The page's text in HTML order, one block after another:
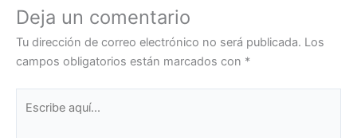
Deja un comentario
Tu dirección de correo electrónico no será publicada. Los
campos obligatorios están marcados con *
aquí...